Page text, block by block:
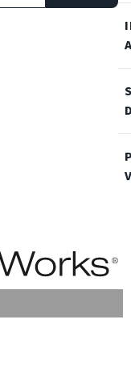
Accessibilità